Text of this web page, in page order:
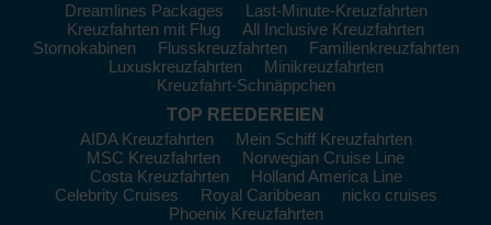
Dreamlines Packages
Last-Minute-Kreuzfahrten
Kreuzfahrten mit Flug
All Inclusive Kreuzfahrten
Stornokabinen
Flusskreuzfahrten
Familienkreuzfahrten
Luxuskreuzfahrten
Minikreuzfahrten
Kreuzfahrt-Schnäppchen
TOP REEDEREIEN
AIDA Kreuzfahrten
Mein Schiff Kreuzfahrten
MSC Kreuzfahrten
Norwegian Cruise Line
Costa Kreuzfahrten
Holland America Line
Celebrity Cruises
Royal Caribbean
nicko cruises
Phoenix Kreuzfahrten